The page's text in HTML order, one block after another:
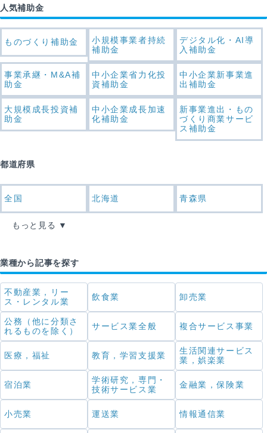
人気補助金
ものづくり補助金
小規模事業者持続
補助金
デジタル化・AI導
入補助金
事業承継・M&A補
助金
中小企業省力化投
資補助金
中小企業新事業進
出補助金
大規模成長投資補
助金
中小企業成長加速
化補助金
新事業進出・もの
づくり商業サービ
ス補助金
都道府県
全国 北海道 青森県
もっと見る
業種から記事を探す
不動産業，リー
ス・レンタル業
飲食業 卸売業
公務（他に分類さ
れるものを除く）
サービス業全般 複合サービス事業
医療，福祉 教育，学習支援業
生活関連サービス
業，娯楽業
宿泊業
学術研究，専門・
技術サービス業
金融業，保険業
小売業 運送業 情報通信業